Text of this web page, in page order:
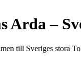
Arda –
till Sveriges stora